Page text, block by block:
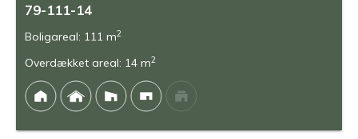
79-111-14
Boligareal: 111 m2
Overdækket areal: 14 m2